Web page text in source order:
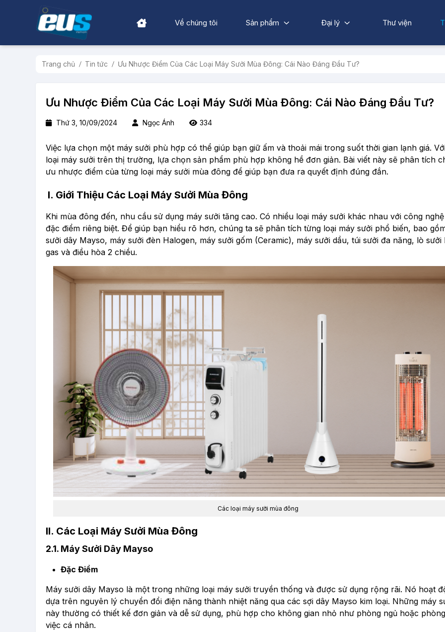
Về chúng tôi Sản phẩm Đại lý Thư viện
Trang chủ Tin tức Ưu Nhược Điểm Của Các Loại Máy Sưởi Mùa Đông: Cái Nào Đáng Đầu Tư?
Ưu Nhược Điểm Của Các Loại Máy Sưởi Mùa Đông: Cái Nào Đáng Đầu Tư?
Thứ 3, 10/09/2024 Ngọc Ánh 334
Việc lựa chọn một máy sưởi phù hợp có thể giúp bạn giữ ấm và thoải mái trong suốt thời gian lạnh giá.
loại máy sưởi trên thị trường, lựa chọn sản phẩm phù hợp không hề đơn giản. Bài viết này sẽ phân tích
ưu nhược điểm của từng loại máy sưởi mùa đông để giúp bạn đưa ra quyết định đúng đắn.
I. Giới Thiệu Các Loại Máy Sưởi Mùa Đông
Khi mùa đông đến, nhu cầu sử dụng máy sưởi tăng cao. Có nhiều loại máy sưởi khác nhau với công
đặc điểm riêng biệt. Để giúp bạn hiểu rõ hơn, chúng ta sẽ phân tích từng loại máy sưởi phổ biến, bao
sưởi dây Mayso, máy sưởi đèn Halogen, máy sưởi gốm (Ceramic), máy sưởi dầu, túi sưởi đa năng, lò sưởi
gas và điều hòa 2 chiều.
Các loại máy sưởi mùa đông
II. Các Loại Máy Sưởi Mùa Đông
2.1. Máy Sưởi Dây Mayso
Đặc Điểm
Máy sưởi dây Mayso là một trong những loại máy sưởi truyền thống và được sử dụng rộng rãi. Nó hoạt
dựa trên nguyên lý chuyển đổi điện năng thành nhiệt năng qua các sợi dây Mayso kim loại. Những máy
này thường có thiết kế đơn giản và dễ sử dụng, phù hợp cho không gian nhỏ như phòng ngủ hoặc
việc cá nhân.